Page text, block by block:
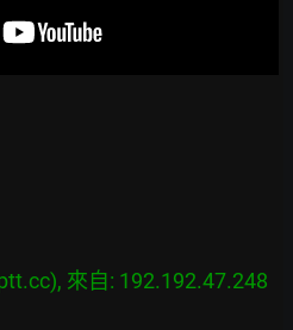
來自: 192.192.47.248